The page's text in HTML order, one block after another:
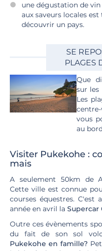
une dégustation de vin
aux saveurs locales
découvrir un pays.
SE
PLAGES
Que
sur les
Les
vous
au
Visiter Pukekohe :
mais
A seulement 50km de
Cette ville est connue
courses équestres. C'est
année en avril la Supercar
Outre ces évènements
du fait de son sol
Pukekohe en famille?